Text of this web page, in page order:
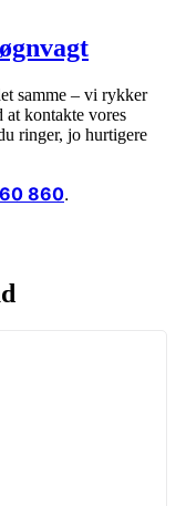
samme – vi rykker
kontakte vores
ringer, jo hurtigere
860.